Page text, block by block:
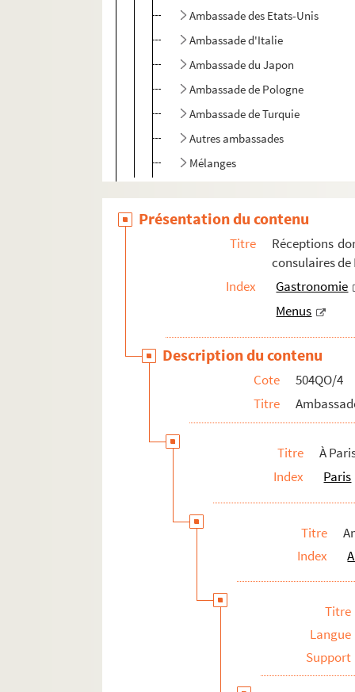
Ambassade des Etats-Unis
Ambassade d'Italie
Ambassade du Japon
Ambassade de Pologne
Ambassade de Turquie
Autres ambassades
Mélanges
Réceptions données par le ministère des
Réceptions et voyages présidentiels
Voyages étrangers en France
Expositions en France et à l'étranger
Autres réceptions et évènements à l'étranger
Présentation du contenu
Titre
Réceptions
consulaires
Index
Gastronomie
Menus
Description du contenu
Cote
504QO/4
Titre
Titre
À
Index
Paris
Titre
Index
Titre
Langue
Support